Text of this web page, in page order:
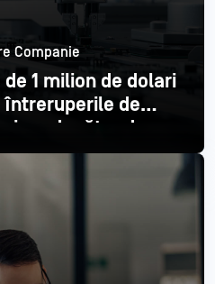
Companie
de 1 milion de dolari
întreruperile de
producător de
top 3